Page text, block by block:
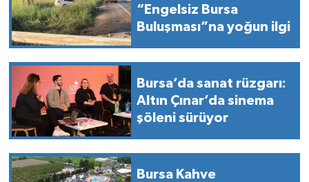
“Engelsiz Bursa
Buluşması”na yoğun ilgi
Bursa’da sanat rüzgarı:
Altın Çınar’da sinema
şöleni sürüyor
Bursa Kahve